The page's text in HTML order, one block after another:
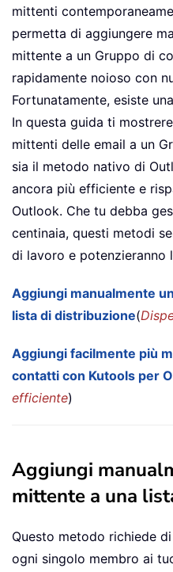
mittenti
permetta di aggiungere
mittente a un Gruppo di
rapidamente noioso con
Fortunatamente, esiste
In questa guida ti
mittenti delle email a un
sia il metodo nativo di
ancora più efficiente e
Outlook. Che tu debba
centinaia, questi metodi
di lavoro e potenzieranno
Aggiungi manualmente
lista di distribuzione(
Aggiungi facilmente più
contatti con Kutools per
efficiente)
Aggiungi
mittente a una
Questo metodo richiede
ogni singolo membro ai